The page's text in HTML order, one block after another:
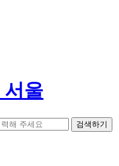
서울
검색하기